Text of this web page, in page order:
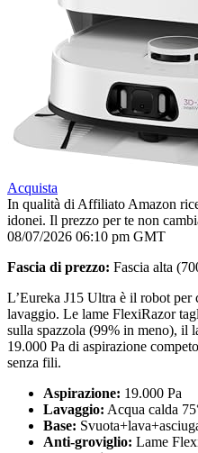
Acquista
In qualità di Affiliato Amazon
idonei. Il prezzo per te non
08/07/2026 06:10 pm GMT
Fascia di prezzo: Fascia alta
L’Eureka J15 Ultra è il robot per
lavaggio. Le lame FlexiRazor
sulla spazzola (99% in meno), il
19.000 Pa di aspirazione
senza fili.
Aspirazione: 19.000 Pa
Lavaggio: Acqua calda
Base:
Anti-groviglio: Lame